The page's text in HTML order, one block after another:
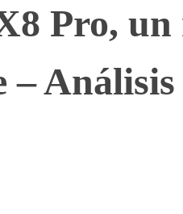
Pro, un
– Análisis